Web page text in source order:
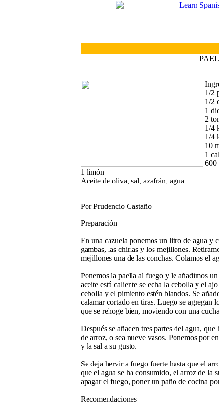
1/2
1/2
1
2
1/4
1/4
10
1
600
1 limón
Aceite de oliva, sal, azafrán, agua
Por Prudencio Castaño
Preparación
En una cazuela ponemos un litro de agua y
gambas, las chirlas y los mejillones.
mejillones una de las conchas. Colamos el
Ponemos la paella al fuego y le añadimos
aceite está caliente se echa la cebolla y el
cebolla y el pimiento estén blandos. Se
calamar cortado en tiras. Luego se agregan
que se rehoge bien, moviendo con una
Después se añaden tres partes del agua,
de arroz, o sea nueve vasos. Ponemos por
y la sal a su gusto.
Se deja hervir a fuego fuerte hasta que el
que el agua se ha consumido, el arroz de la
apagar el fuego, poner un paño de cocina
Recomendaciones